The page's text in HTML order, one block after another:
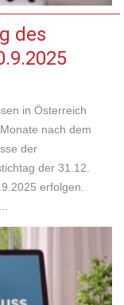
des
in Österreich
nach dem
der
der 31.12.
erfolgen.